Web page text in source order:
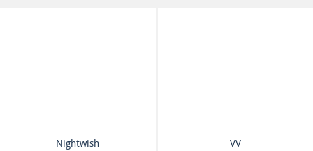
Nightwish
VV